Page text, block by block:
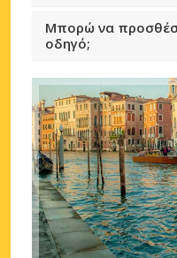
Μπορώ να
οδηγό;